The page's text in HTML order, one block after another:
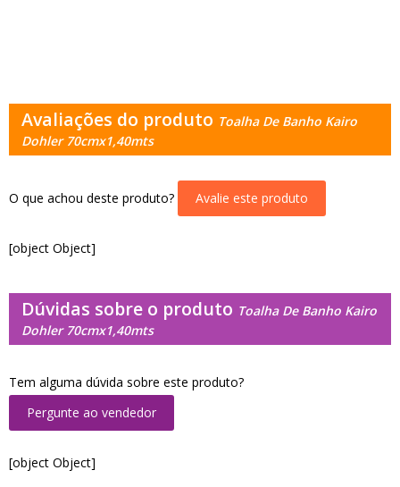
Avaliações do produto Toalha De Banho Kairo
Dohler 70cmx1,40mts
O que achou deste produto? Avalie este produto
[object Object]
Dúvidas sobre o produto Toalha De Banho Kairo
Dohler 70cmx1,40mts
Tem alguma dúvida sobre este produto?
Pergunte ao vendedor
[object Object]